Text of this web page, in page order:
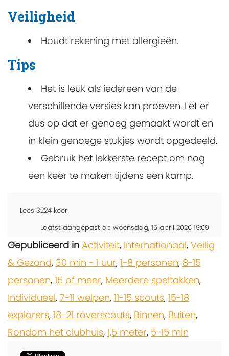
Veiligheid
Houdt rekening met allergieën.
Tips
Het is leuk als iedereen van de
verschillende versies kan proeven. Let er
dus op dat er genoeg gemaakt wordt en
in klein genoege stukjes wordt opgedeeld.
Gebruik het lekkerste recept om nog
een keer te maken tijdens een kamp.
Lees 3224 keer
Laatst aangepast op woensdag, 15 april 2026 19:09
Gepubliceerd in Activiteit, Internationaal, Veilig
& Gezond, 30 min - 1 uur, 1-8 personen, 8-15
personen, 15 of meer, Meerdere speltakken,
Individueel, 7-11 welpen, 11-15 scouts, 15-18
explorers, 18-21 roverscouts, Binnen, Buiten,
Rondom het clubhuis, 1,5 meter, 5-15 min